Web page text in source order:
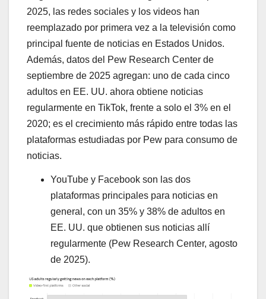
2025, las redes sociales y los videos han
reemplazado por primera vez a la televisión como
principal fuente de noticias en Estados Unidos.
Además, datos del Pew Research Center de
septiembre de 2025 agregan: uno de cada cinco
adultos en EE. UU. ahora obtiene noticias
regularmente en TikTok, frente a solo el 3% en el
2020; es el crecimiento más rápido entre todas las
plataformas estudiadas por Pew para consumo de
noticias.
YouTube y Facebook son las dos
plataformas principales para noticias en
general, con un 35% y 38% de adultos en
EE. UU. que obtienen sus noticias allí
regularmente (Pew Research Center, agosto
de 2025).